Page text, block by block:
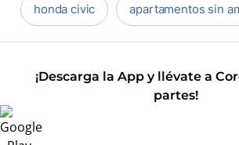
honda civic apartamentos sin
¡Descarga la App y llévate a
partes!